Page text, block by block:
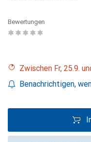
Bewertungen
Zwischen Fr, 25.9.
Benachrichtigen,